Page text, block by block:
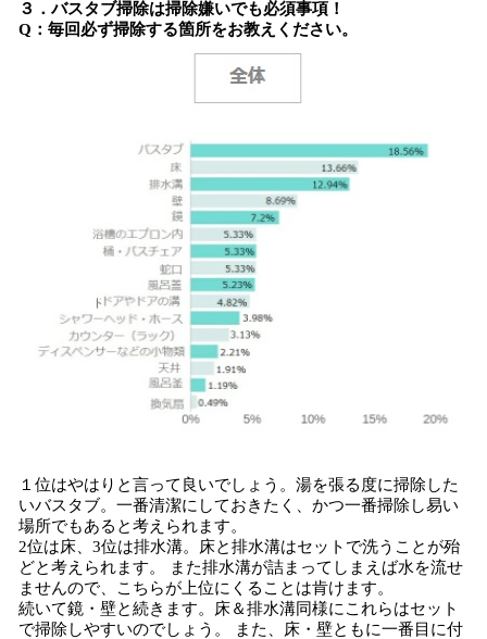
３．バスタブ掃除は掃除嫌いでも必須事項！
Q：毎回必ず掃除する箇所をお教えください。
１位はやはりと言って良いでしょう。湯を張る度に掃除した
いバスタブ。一番清潔にしておきたく、かつ一番掃除し易い
場所でもあると考えられます。
2位は床、3位は排水溝。床と排水溝はセットで洗うことが殆
どと考えられます。 また排水溝が詰まってしまえば水を流せ
ませんので、こちらが上位にくることは肯けます。
続いて鏡・壁と続きます。床＆排水溝同様にこれらはセット
で掃除しやすいのでしょう。 また、床・壁ともに一番目に付